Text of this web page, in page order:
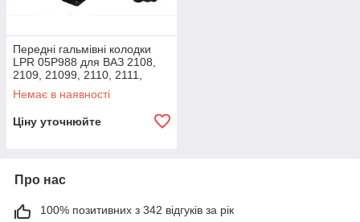
Передні гальмівні колодки
LPR 05P988 для ВАЗ 2108,
2109, 21099, 2110, 2111,
2112, 2115, оригінальні
номери: 2110-3501080,
Немає в наявності
Ціну уточнюйте
Про нас
100% позитивних з 342 відгуків за рік